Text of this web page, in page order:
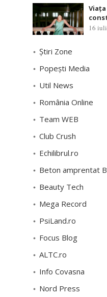
16
Știri Zone
Popești Media
Util News
România Online
Team WEB
Club Crush
Echilibrul.ro
Beton amprentat
Beauty Tech
Mega Record
PsiLand.ro
Focus Blog
ALTC.ro
Info Covasna
Nord Press